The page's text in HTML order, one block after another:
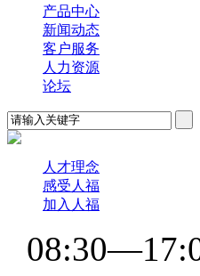
产品中心
新闻动态
客户服务
人力资源
论坛
人才理念
感受人福
加入人福